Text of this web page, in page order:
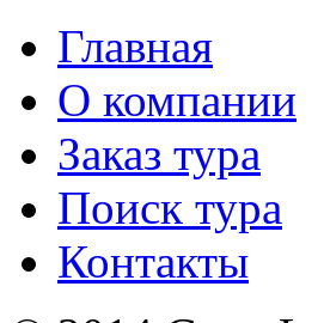
Главная
О компании
Заказ тура
Поиск тура
Контакты